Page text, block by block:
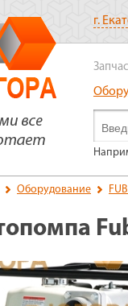
г.
Оборудование